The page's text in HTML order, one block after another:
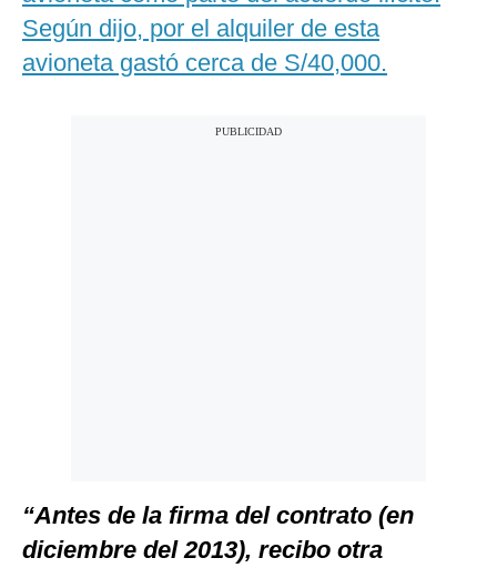
Según dijo, por el alquiler de esta
avioneta gastó cerca de S/40,000.
“Antes de la firma del contrato (en
diciembre del 2013), recibo otra